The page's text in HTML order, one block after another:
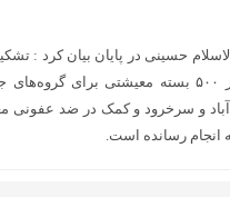
حسینی در پایان بیان کرد :
و سرخرود و کمک در ضد عفونی
انجام رسانده است.